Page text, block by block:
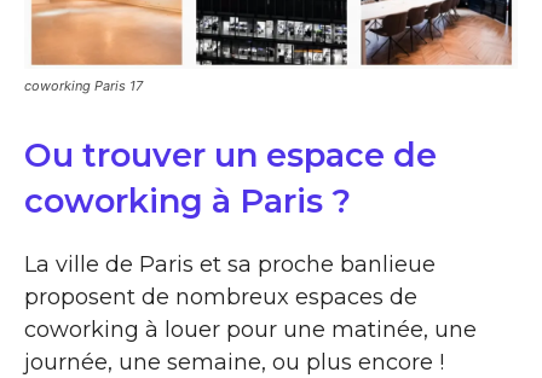
coworking Paris 17
Ou trouver un espace de
coworking à Paris ?
La ville de Paris et sa proche banlieue
proposent de nombreux espaces de
coworking à louer pour une matinée, une
journée, une semaine, ou plus encore !